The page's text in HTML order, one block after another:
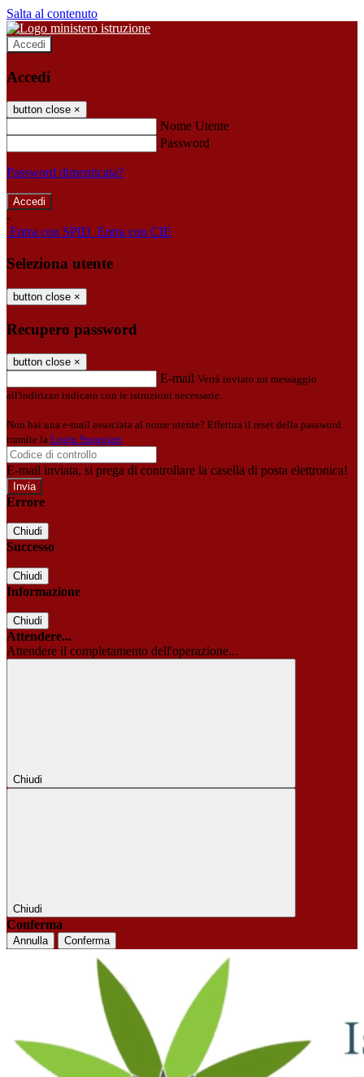
Salta al contenuto
Accedi
Accedi
button close ×
Nome Utente
Password
Password dimenticata?
-
Entra con SPID Entra con CIE
Seleziona utente
button close ×
Recupero password
button close ×
E-mail Verrà inviato un messaggio
all'indirizzo indicato con le istruzioni necessarie.
Non hai una e-mail associata al nome utente? Effettua il reset della password
tramite la Login Spaggiari
E-mail inviata, si prega di controllare la casella di posta elettronica!
Errore
Chiudi
Successo
Chiudi
Informazione
Chiudi
Attendere...
Attendere il completamento dell'operazione...
Chiudi
Chiudi
Conferma
Annulla Conferma